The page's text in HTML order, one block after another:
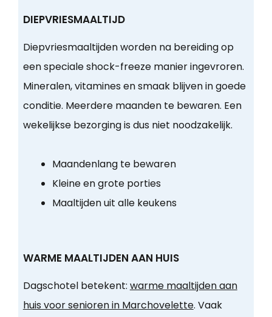
DIEPVRIESMAALTIJD
Diepvriesmaaltijden worden na bereiding op
een speciale shock-freeze manier ingevroren.
Mineralen, vitamines en smaak blijven in goede
conditie. Meerdere maanden te bewaren. Een
wekelijkse bezorging is dus niet noodzakelijk.
Maandenlang te bewaren
Kleine en grote porties
Maaltijden uit alle keukens
WARME MAALTIJDEN AAN HUIS
Dagschotel betekent: warme maaltijden aan
huis voor senioren in Marchovelette. Vaak